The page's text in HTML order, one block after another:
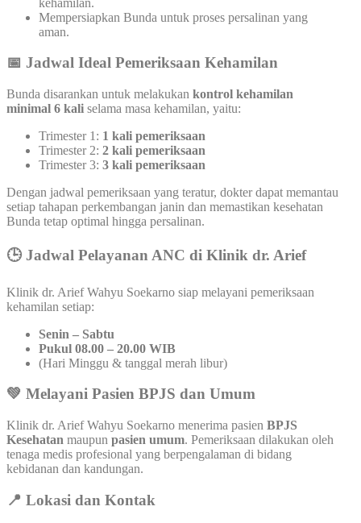
Mempersiapkan Bunda untuk proses persalinan yang
aman.
📅 Jadwal Ideal Pemeriksaan Kehamilan
Bunda disarankan untuk melakukan kontrol kehamilan
minimal 6 kali selama masa kehamilan, yaitu:
Trimester 1: 1 kali pemeriksaan
Trimester 2: 2 kali pemeriksaan
Trimester 3: 3 kali pemeriksaan
Dengan jadwal pemeriksaan yang teratur, dokter dapat memantau
setiap tahapan perkembangan janin dan memastikan kesehatan
Bunda tetap optimal hingga persalinan.
🕒 Jadwal Pelayanan ANC di Klinik dr. Arief
Klinik dr. Arief Wahyu Soekarno siap melayani pemeriksaan
kehamilan setiap:
Senin – Sabtu
Pukul 08.00 – 20.00 WIB
(Hari Minggu & tanggal merah libur)
💚 Melayani Pasien BPJS dan Umum
Klinik dr. Arief Wahyu Soekarno menerima pasien BPJS
Kesehatan maupun pasien umum. Pemeriksaan dilakukan oleh
tenaga medis profesional yang berpengalaman di bidang
kebidanan dan kandungan.
📍 Lokasi dan Kontak